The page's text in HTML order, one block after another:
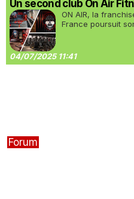
Un second club On Air
ON AIR, la
France poursuit
04/07/2025 11:41
Forum